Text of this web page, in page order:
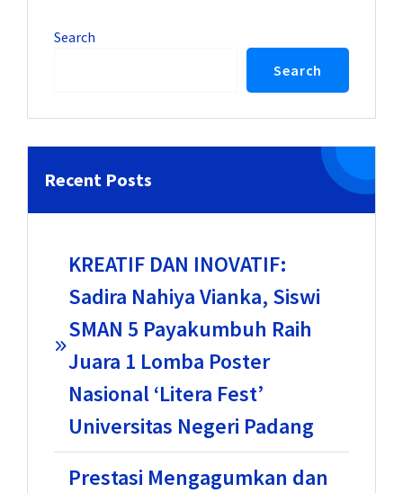
Search
Search
Recent Posts
KREATIF DAN INOVATIF:
Sadira Nahiya Vianka, Siswi
SMAN 5 Payakumbuh Raih
Juara 1 Lomba Poster
Nasional ‘Litera Fest’
Universitas Negeri Padang
Prestasi Mengagumkan dan